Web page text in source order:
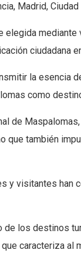
Madrid,
elegida
ciudadana
la esencia
como
de
que también
y visitantes
de los destinos
caracteriza al